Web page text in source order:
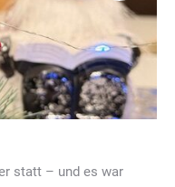
statt – und es war